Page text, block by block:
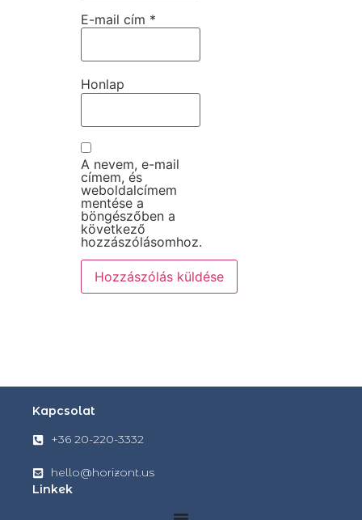
E-mail cím *
Honlap
A nevem, e-mail
címem, és
weboldalcímem
mentése a
böngészőben a
következő
hozzászólásomhoz.
Kapcsolat
+36 20-220-3332
hello@horizont.us
Linkek